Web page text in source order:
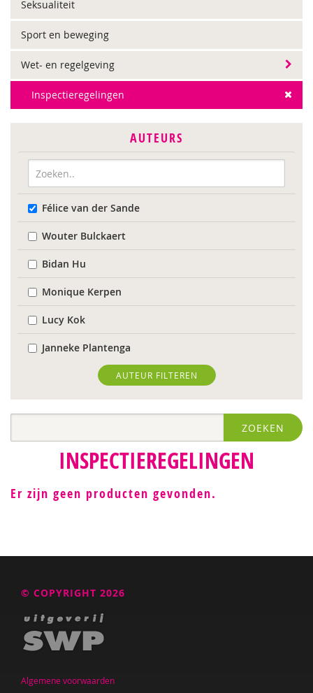
Seksualiteit
Sport en beweging
Wet- en regelgeving
Inspectieregelingen
AUTEURS
Félice van der Sande
Wouter Bulckaert
Bidan Hu
Monique Kerpen
Lucy Kok
Janneke Plantenga
Martin van der Linden
Aart Verschuur
Jeanette Wolleswinkel
AUTEUR FILTEREN
ZOEKEN
INSPECTIEREGELINGEN
Er zijn geen producten gevonden.
© COPYRIGHT 2026
Algemene voorwaarden